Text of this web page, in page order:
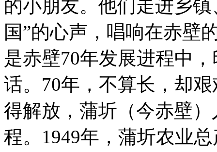
的小朋友。他们走进乡
国”的心声，唱响在赤壁
是赤壁70年发展进程中
话。70年，不算长，却
得解放，蒲圻（今赤壁
程。1949年，蒲圻农业